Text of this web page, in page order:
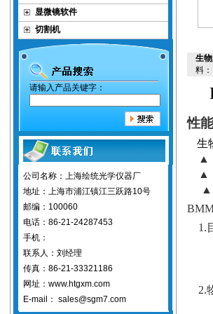
显微镜软件
切割机
请输入产品关键字：
公司名称：上海绘统光学仪器厂
地址：上海市浦江镇江三跃路10号
邮编：100060
电话：86-21-24287453
手机：
联系人：刘经理
传真：86-21-33321186
网址：www.htgxm.com
E-mail： sales@sgm7.com
生
料：
性
生
▲
▲
▲
1.
2.